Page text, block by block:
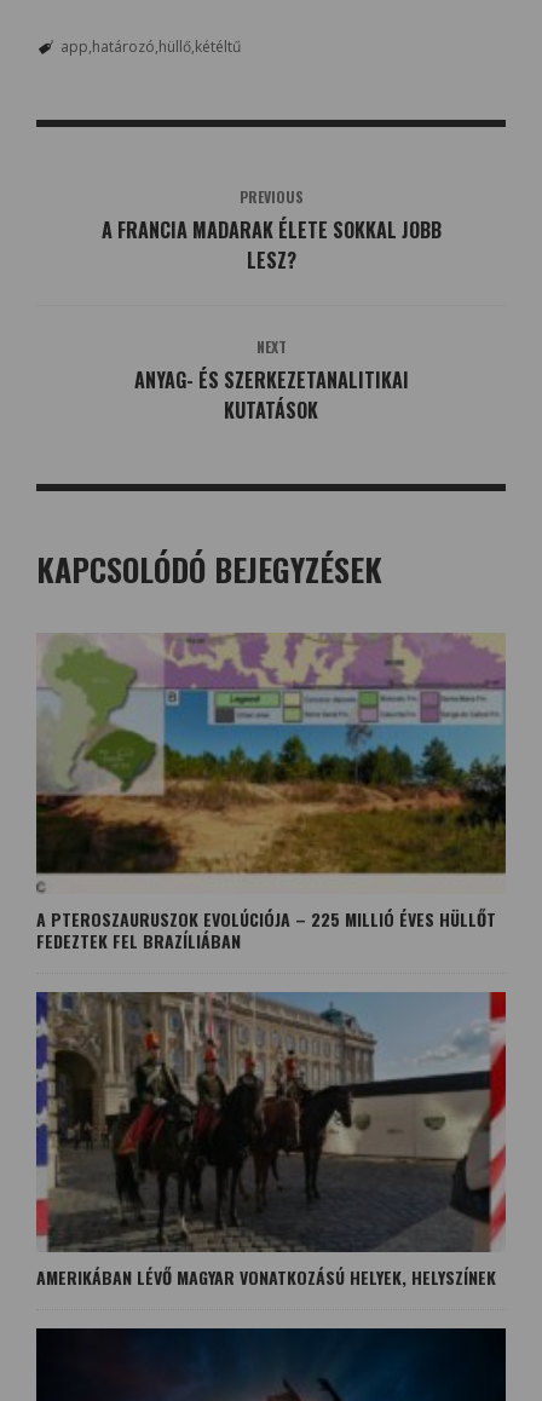
app határozó hüllő kétéltű
PREVIOUS
A FRANCIA MADARAK ÉLETE SOKKAL JOBB
LESZ?
NEXT
ANYAG- ÉS SZERKEZETANALITIKAI
KUTATÁSOK
KAPCSOLÓDÓ BEJEGYZÉSEK
A PTEROSZAURUSZOK EVOLÚCIÓJA – 225 MILLIÓ ÉVES HÜLLŐT
FEDEZTEK FEL BRAZÍLIÁBAN
AMERIKÁBAN LÉVŐ MAGYAR VONATKOZÁSÚ HELYEK, HELYSZÍNEK